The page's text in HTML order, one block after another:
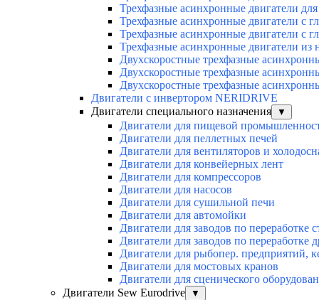
Трехфазные асинхронные двигатели
Трехфазные асинхронные двигатели с
Трехфазные асинхронные двигатели с
Трехфазные асинхронные двигатели
Двухскоростные трехфазные
Двухскоростные трехфазные
Двухскоростные трехфазные
Двигатели с инвертором NERIDRIVE
Двигатели специального назначения
▼
Двигатели для пищевой
Двигатели для пеллетных печей
Двигатели для вентиляторов и
Двигатели для конвейерных лент
Двигатели для компрессоров
Двигатели для насосов
Двигатели для сушильной печи
Двигатели для автомойки
Двигатели для заводов по переработке
Двигатели для заводов по переработке
Двигатели для рыбопер. предприятий,
Двигатели для мостовых кранов
Двигатели для сценического
Двигатели Sew Eurodrive
▼